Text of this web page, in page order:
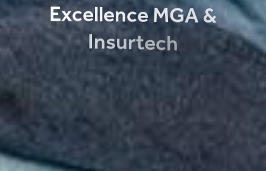
ExcellenceMGA&
Insurtech
En associant deux métiers complémentaires, MGA et
Insurtech, CAAREA a su se distinguer en anticipant les
besoins des acteurs du Monde de l’Automobile. En misant
sur les technologies de demain, CAAREA reste pionnier
des assurances affinitaires automobiles.